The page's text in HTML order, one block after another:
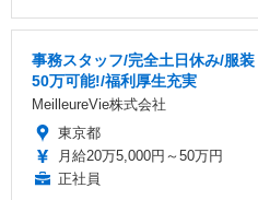
事務スタッフ/完全土日休み/服
50万可能!/福利厚生充実
MeilleureVie株式会社
東京都
月給20万5,000円～50万円
正社員